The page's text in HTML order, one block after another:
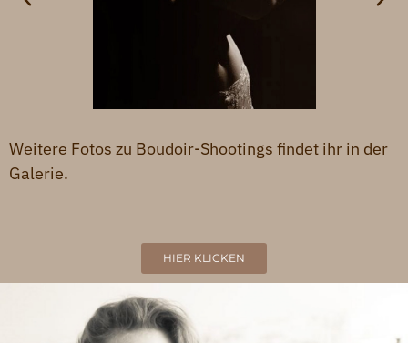
Weitere Fotos zu Boudoir-Shootings findet ihr in der
Galerie.
HIER KLICKEN